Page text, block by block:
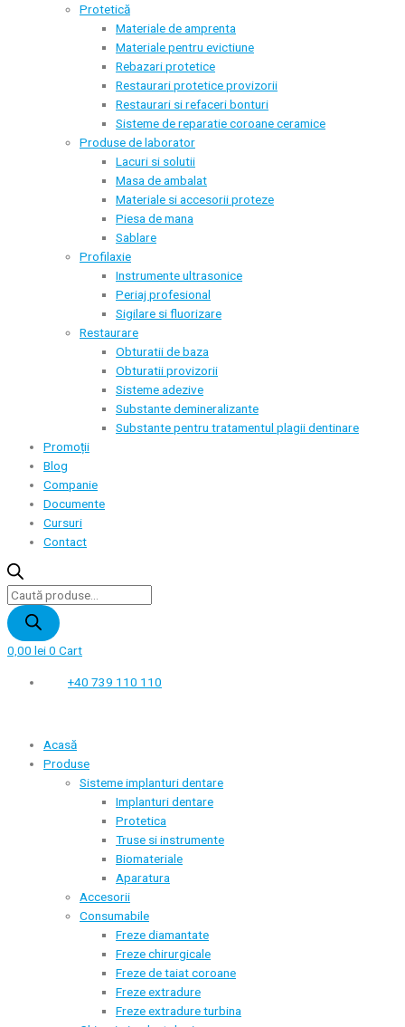
Protetică
Materiale de amprenta
Materiale pentru evictiune
Rebazari protetice
Restaurari protetice provizorii
Restaurari si refaceri bonturi
Sisteme de reparatie coroane ceramice
Produse de laborator
Lacuri si solutii
Masa de ambalat
Materiale si accesorii proteze
Piesa de mana
Sablare
Profilaxie
Instrumente ultrasonice
Periaj profesional
Sigilare si fluorizare
Restaurare
Obturatii de baza
Obturatii provizorii
Sisteme adezive
Substante demineralizante
Substante pentru tratamentul plagii dentinare
Promoții
Blog
Companie
Documente
Cursuri
Contact
Products
search
0,00 lei0 Cart
+40 739 110 110
Acasă
Produse
Sisteme implanturi dentare
Implanturi dentare
Protetica
Truse si instrumente
Biomateriale
Aparatura
Accesorii
Consumabile
Freze diamantate
Freze chirurgicale
Freze de taiat coroane
Freze extradure
Freze extradure turbina